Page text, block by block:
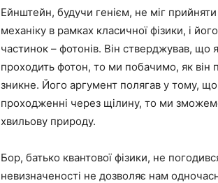
Ейнштейн, будучи генієм, не міг
механіку в рамках класичної фізики, і
частинок – фотонів. Він стверджував,
проходить фотон, то ми побачимо, як він
зникне. Його аргумент полягав у тому,
проходженні через щілину, то ми
хвильову природу.
Бор, батько квантової фізики, не
невизначеності не дозволяє нам